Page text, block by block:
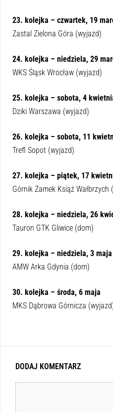
23. kolejka – czwartek, 19
Zastal Zielona Góra (wyjazd)
24. kolejka – niedziela, 29
WKS Śląsk Wrocław (wyjazd)
25. kolejka – sobota, 4
Dziki Warszawa (wyjazd)
26. kolejka – sobota, 11
Trefl Sopot (wyjazd)
27. kolejka – piątek, 17
Górnik Zamek Książ Wałbrzych
28. kolejka – niedziela, 26
Tauron GTK Gliwice (dom)
29. kolejka – niedziela, 3 maja
AMW Arka Gdynia (dom)
30. kolejka – środa, 6 maja
MKS Dąbrowa Górnicza
DODAJ KOMENTARZ